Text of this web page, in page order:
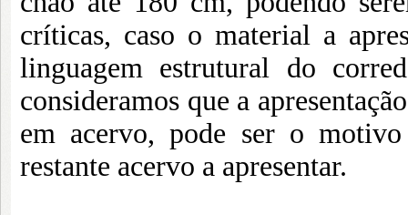
críticas, caso o material a
linguagem estrutural do
consideramos que a
em acervo, pode ser o
restante acervo a apresentar.